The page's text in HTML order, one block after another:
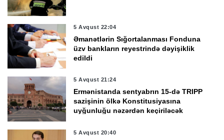
5 Avqust 22:04
Əmanətlərin Sığortalanması Fonduna
üzv bankların reyestrində dəyişiklik
edildi
5 Avqust 21:24
Ermənistanda sentyabrın 15-də TRIPP
sazişinin ölkə Konstitusiyasına
uyğunluğu nəzərdən keçiriləcək
5 Avqust 20:40